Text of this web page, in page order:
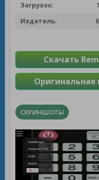
Загрузок:
Издатель:
Скачать
Оригинальная
СКРИНШОТЫ